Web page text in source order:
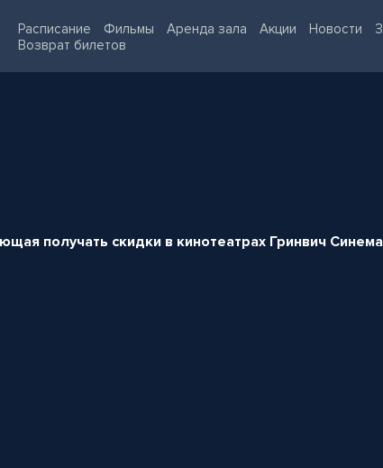
Расписание Фильмы Аренда зала Акции Новости
Возврат билетов
получать скидки в кинотеатрах Гринвич